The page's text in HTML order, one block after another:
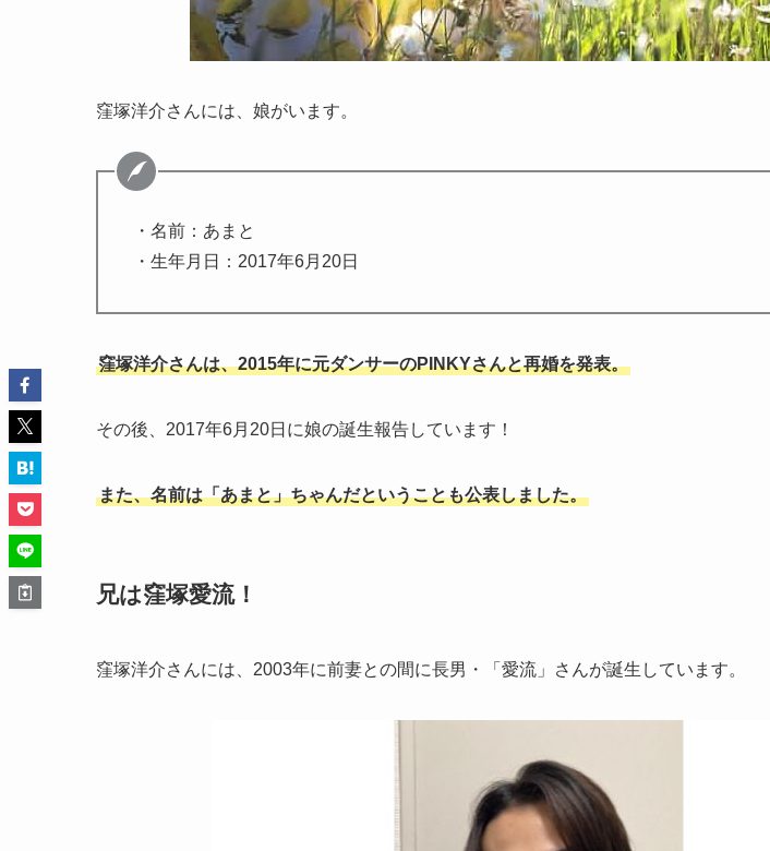
窪塚洋介さんには、娘がいます。
・名前：あまと
・生年月日：2017年6月20日
窪塚洋介さんは、2015年に元ダンサーのPINKYさんと再婚を発表。
その後、2017年6月20日に娘の誕生報告しています！
また、名前は「あまと」ちゃんだということも公表しました。
兄は窪塚愛流！
窪塚洋介さんには、2003年に前妻との間に長男・「愛流」さんが誕生しています。